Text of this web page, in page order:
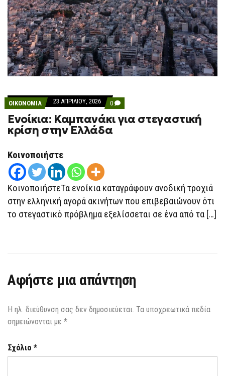
ΟΙΚΟΝΟΜΙΑ 23 ΑΠΡΙΛΊΟΥ, 2026 0 COMMENTS
ON
ΕΝΟΊΚΙΑ:
ΚΑΜΠΑΝΆΚΙ
Ενοίκια: Καμπανάκι για στεγαστική
κρίση στην Ελλάδα
Κοινοποιήστε
ΚοινοποιήστεΤα ενοίκια καταγράφουν ανοδική τροχιά
στην ελληνική αγορά ακινήτων που επιβεβαιώνουν ότι
το στεγαστικό πρόβλημα εξελίσσεται σε ένα από τα […]
Αφήστε μια απάντηση
Η ηλ. διεύθυνση σας δεν δημοσιεύεται. Τα υποχρεωτικά πεδία
σημειώνονται με *
Σχόλιο *